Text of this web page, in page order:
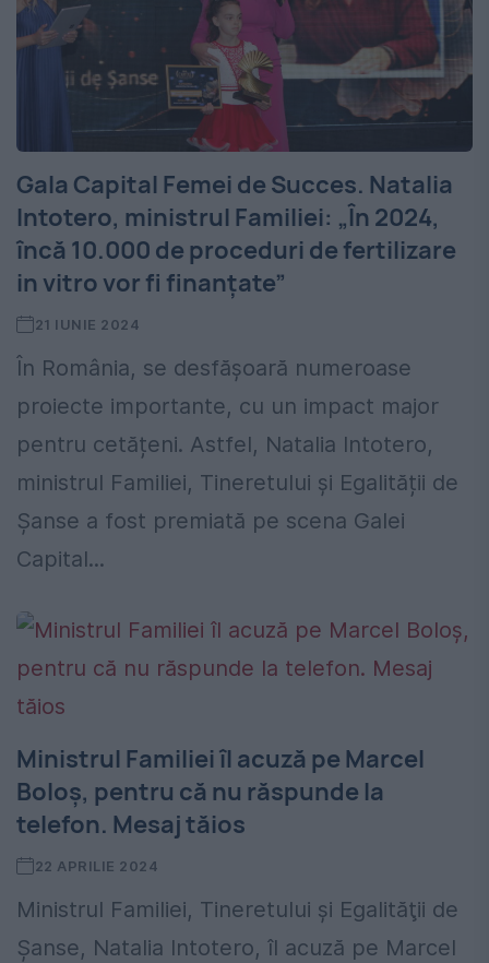
Gala Capital Femei de Succes. Natalia
Intotero, ministrul Familiei: „În 2024,
încă 10.000 de proceduri de fertilizare
in vitro vor fi finanțate”
21 IUNIE 2024
În România, se desfășoară numeroase
proiecte importante, cu un impact major
pentru cetățeni. Astfel, Natalia Intotero,
ministrul Familiei, Tineretului și Egalității de
Șanse a fost premiată pe scena Galei
Capital...
Ministrul Familiei îl acuză pe Marcel
Boloș, pentru că nu răspunde la
telefon. Mesaj tăios
22 APRILIE 2024
Ministrul Familiei, Tineretului şi Egalităţii de
Şanse, Natalia Intotero, îl acuză pe Marcel